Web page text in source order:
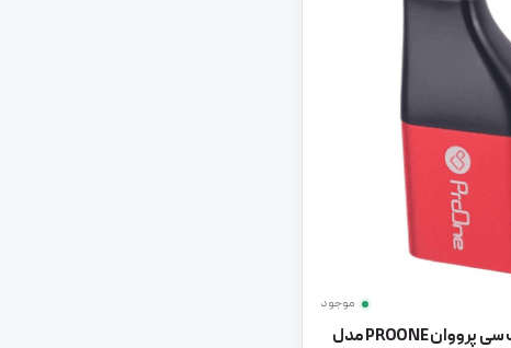
موجود
تبدیل HDMI به تایپ سی پرووان PROONE مدل